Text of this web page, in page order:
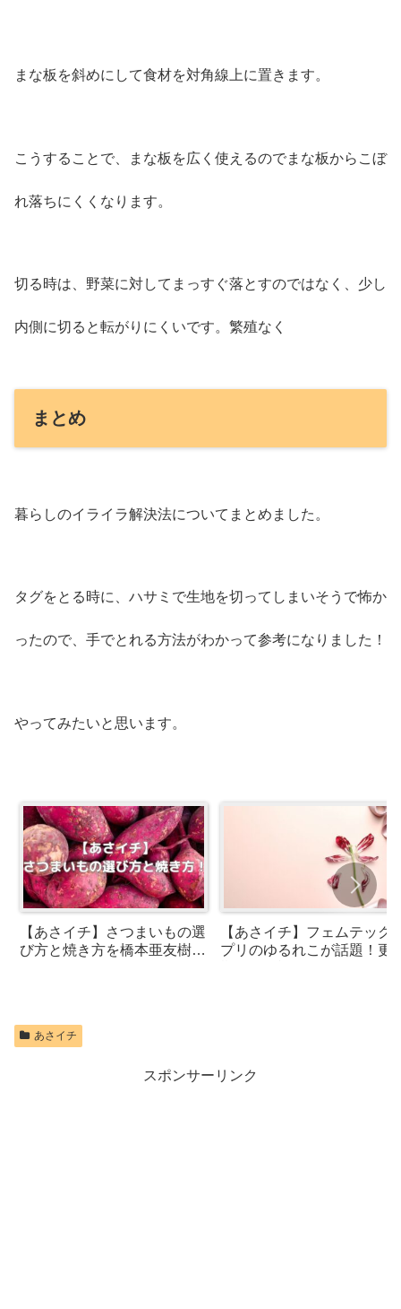
まな板を斜めにして食材を対角線上に置きます。
こうすることで、まな板を広く使えるのでまな板からこぼ
れ落ちにくくなります。
切る時は、野菜に対してまっすぐ落とすのではなく、少し
内側に切ると転がりにくいです。繁殖なく
まとめ
暮らしのイライラ解決法についてまとめました。
タグをとる時に、ハサミで生地を切ってしまいそうで怖か
ったので、手でとれる方法がわかって参考になりました！
やってみたいと思います。
【あさイチ】さつまいもの選
び方と焼き方を橋本亜友樹さ
【あさイチ】フェムテック
プリのゆるれこが話題！更
あさイチ
スポンサーリンク